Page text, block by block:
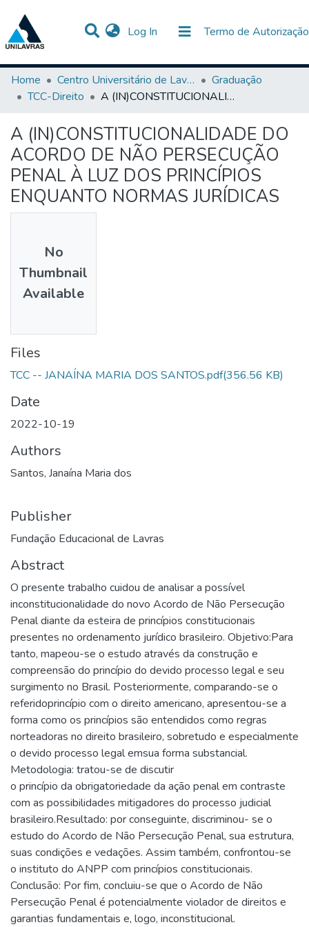
Log In (current) Termo de Autorização
Communities & Collections
Statistics
All of DSpace
Home
Centro Universitário de Lavras-UNILAVRAS
Graduação
TCC-Direito
A (IN)CONSTITUCIONALIDADE DO ACORDO DE NÃO PERSECUÇÃO PENAL À LUZ DOS PRINCÍPIOS ENQUANTO NORMAS JURÍDICAS
A (IN)CONSTITUCIONALIDADE DO
ACORDO DE NÃO PERSECUÇÃO
PENAL À LUZ DOS PRINCÍPIOS
ENQUANTO NORMAS JURÍDICAS
No
Thumbnail
Available
Files
TCC -- JANAÍNA MARIA DOS SANTOS.pdf(356.56 KB)
Date
2022-10-19
Authors
Santos, Janaína Maria dos
Publisher
Fundação Educacional de Lavras
Abstract
O presente trabalho cuidou de analisar a possível
inconstitucionalidade do novo Acordo de Não Persecução
Penal diante da esteira de princípios constitucionais
presentes no ordenamento jurídico brasileiro. Objetivo:Para
tanto, mapeou-se o estudo através da construção e
compreensão do princípio do devido processo legal e seu
surgimento no Brasil. Posteriormente, comparando-se o
referidoprincípio com o direito americano, apresentou-se a
forma como os princípios são entendidos como regras
norteadoras no direito brasileiro, sobretudo e especialmente
o devido processo legal emsua forma substancial.
Metodologia: tratou-se de discutir
o princípio da obrigatoriedade da ação penal em contraste
com as possibilidades mitigadores do processo judicial
brasileiro.Resultado: por conseguinte, discriminou- se o
estudo do Acordo de Não Persecução Penal, sua estrutura,
suas condições e vedações. Assim também, confrontou-se
o instituto do ANPP com princípios constitucionais.
Conclusão: Por fim, concluiu-se que o Acordo de Não
Persecução Penal é potencialmente violador de direitos e
garantias fundamentais e, logo, inconstitucional.